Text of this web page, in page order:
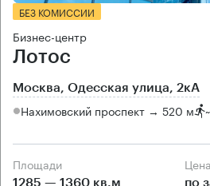
БЕЗ КОМИССИИ
Бизнес-центр
Лотос
Москва, Одесская улица, 2кА
Нахимовский проспект → 520 м ~
Площади
1285 — 1360 кв.м по